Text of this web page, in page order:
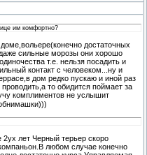
им комфортно?
достаточных
сильные морозы они хорошо
т.е. нельзя посадить и
контакт с человеком...ну и
дом редко пускаю и иной раз
то обидится поймает за
комплиментов не услышит
лет Черный терьер скоро
любом случае конечно